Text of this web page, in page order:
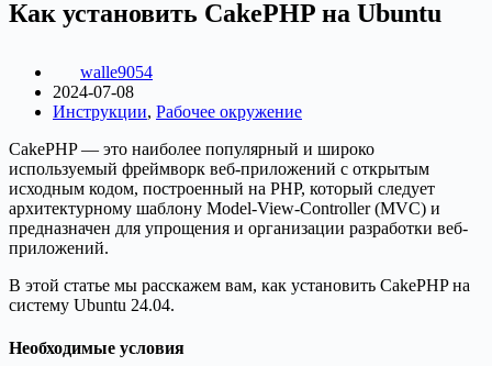
Как установить CakePHP на Ubuntu
walle9054
2024-07-08
Инструкции, Рабочее окружение
CakePHP — это наиболее популярный и широко
используемый фреймворк веб-приложений с открытым
исходным кодом, построенный на PHP, который следует
архитектурному шаблону Model-View-Controller (MVC) и
предназначен для упрощения и организации разработки веб-
приложений.
В этой статье мы расскажем вам, как установить CakePHP на
систему Ubuntu 24.04.
Необходимые условия